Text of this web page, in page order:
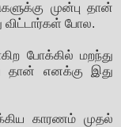
முன்பு தான்
போல.
போக்கில் மறந்து
தான் எனக்கு இது
காரணம் முதல்